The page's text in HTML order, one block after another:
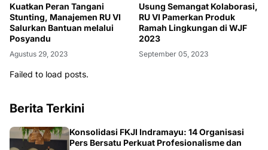
Kuatkan Peran Tangani
Stunting, Manajemen RU VI
Salurkan Bantuan melalui
Posyandu
Agustus 29, 2023
Usung Semangat Kolaborasi,
RU VI Pamerkan Produk
Ramah Lingkungan di WJF
2023
September 05, 2023
Failed to load posts.
Berita Terkini
Konsolidasi FKJI Indramayu: 14 Organisasi
Pers Bersatu Perkuat Profesionalisme dan